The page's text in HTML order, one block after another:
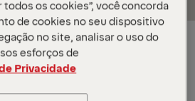
todos os cookies”, você concorda
de cookies no seu dispositivo
no site, analisar o uso do
esforços de
Privacidade